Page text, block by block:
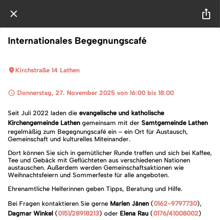
Internationales Begegnungscafé
Kirchstraße 14 Lathen
Donnerstag, 27. November 2025 von 16:00 bis 18:00
Seit Juli 2022 laden die evangelische und katholische
Kirchengemeinde Lathen gemeinsam mit der Samtgemeinde Lathen
regelmäßig zum Begegnungscafé ein – ein Ort für Austausch,
Gemeinschaft und kulturelles Miteinander.
Dort können Sie sich in gemütlicher Runde treffen und sich bei Kaffee,
Tee und Gebäck mit Geflüchteten aus verschiedenen Nationen
austauschen. Außerdem werden Gemeinschaftsaktionen wie
Weihnachtsfeiern und Sommerfeste für alle angeboten.
Ehrenamtliche Helferinnen geben Tipps, Beratung und Hilfe.
Bei Fragen kontaktieren Sie gerne Marlen Jänen (0162-9797730),
Dagmar Winkel (0151/28918213) oder Elena Rau (0176/41008002)